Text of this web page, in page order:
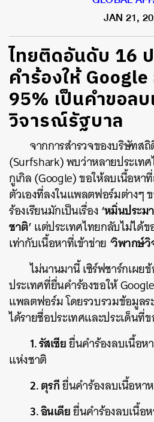
GLOBAL
JAN 21,
ไทยติดอันดับ 16
คำร้องให้
95% เป็นคำขอลบ
วิจารณ์รัฐบาล
จากการสำรวจของบริษัทสถิ
(Surfshark) พบว่าหลายประเท
กูเกิล (Google) ขอให้ลบเนื้อห
ตัวเองที่ลงในแพลตฟอร์มต่างๆ
ร้องเรียนมักเป็นเรื่อง‘หมิ่นประม
ชาติ’แต่ประเทศไทยกลับไม่ได้
เท่ากับเนื้อหาที่เข้าข่าย ‘วิพากษ์
ไม่นานมานี้ เซิร์ฟชาร์กเผย
ประเทศที่ยื่นคำร้องขอให้
แพลตฟอร์ม โดยรวบรวมข้อมูลร
ได้รายชื่อประเทศและประเด็น
1. รัสเซียยื่นคำร้องลบเนื้อ
แห่งชาติ
2. ตุรกียื่นคำร้องลบเนื้อหา
3. อินเดียยื่นคำร้องลบเนื้อ